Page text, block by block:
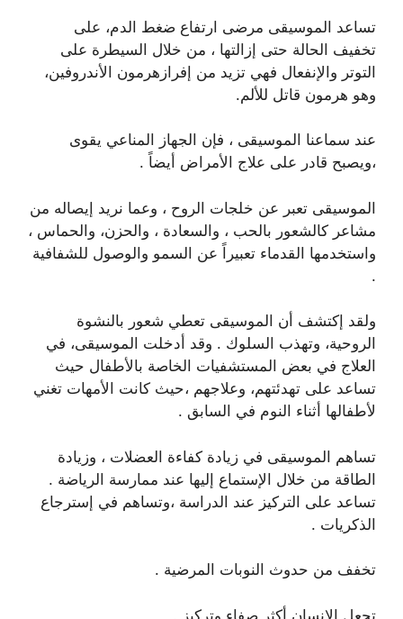
تساعد الموسيقى مرضى ارتفاع ضغط الدم، على
تخفيف الحالة حتى إزالتها ، من خلال السيطرة على
التوتر والإنفعال فهي تزيد من إفرازهرمون الأندروفين،
وهو هرمون قاتل للألم.
عند سماعنا الموسيقى ، فإن الجهاز المناعي يقوى
،ويصبح قادر على علاج الأمراض أيضاً .
الموسيقى تعبر عن خلجات الروح ، وعما نريد إيصاله من
مشاعر كالشعور بالحب ، والسعادة ، والحزن، والحماس ،
واستخدمها القدماء تعبيراً عن السمو والوصول للشفافية
.
ولقد إكتشف أن الموسيقى تعطي شعور بالنشوة
الروحية، وتهذب السلوك . وقد أدخلت الموسيقى، في
العلاج في بعض المستشفيات الخاصة بالأطفال حيث
تساعد على تهدئتهم، وعلاجهم ،حيث كانت الأمهات تغني
لأطفالها أثناء النوم في السابق .
تساهم الموسيقى في زيادة كفاءة العضلات ، وزيادة
الطاقة من خلال الإستماع إليها عند ممارسة الرياضة .
تساعد على التركيز عند الدراسة ،وتساهم في إسترجاع
الذكريات .
تخفف من حدوث النوبات المرضية .
تجعل الإنسان أكثر صفاء وتركيز .